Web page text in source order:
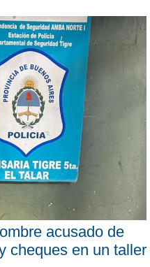
acusado de
cheques en un taller